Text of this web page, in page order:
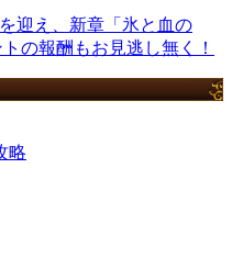
迎え、新章「氷と血の
の報酬もお見逃し無く！
略